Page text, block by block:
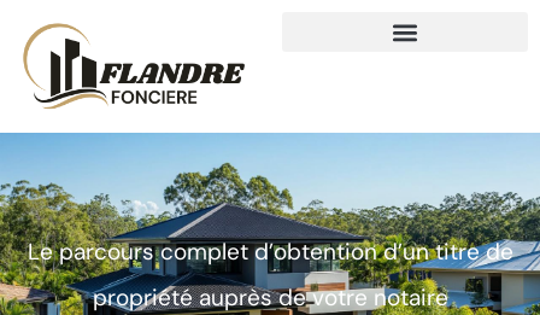
Le parcours complet d’obtention d’un titre de
propriété auprès de votre notaire